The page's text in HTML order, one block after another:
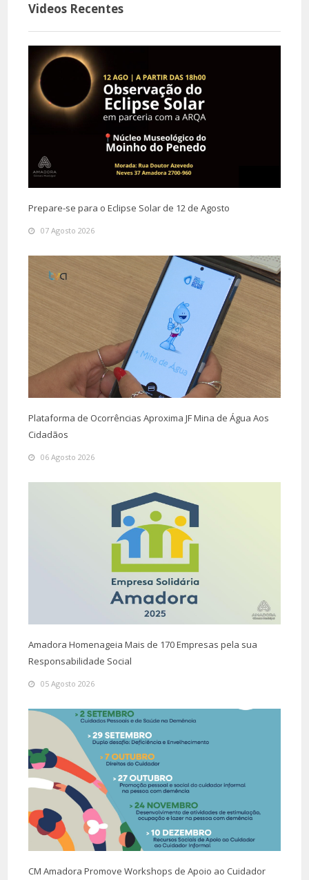
Videos Recentes
Prepare-se para o Eclipse Solar de 12 de Agosto
07 Agosto 2026
Plataforma de Ocorrências Aproxima JF Mina de Água Aos
Cidadãos
06 Agosto 2026
Amadora Homenageia Mais de 170 Empresas pela sua
Responsabilidade Social
05 Agosto 2026
CM Amadora Promove Workshops de Apoio ao Cuidador